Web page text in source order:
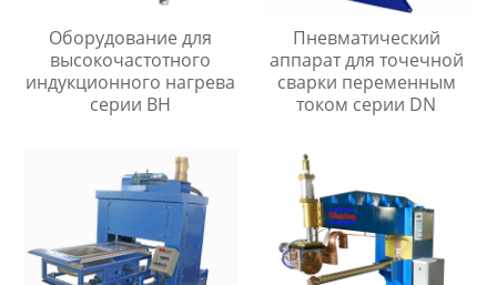
Оборудование для
высокочастотного
индукционного нагрева
серии BH
Пневматический
аппарат для точечной
сварки переменным
током серии DN